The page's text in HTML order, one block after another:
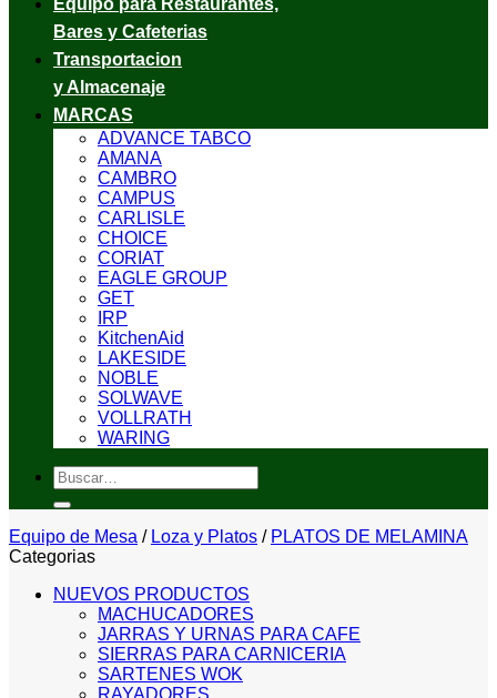
Equipo para Restaurantes,
Bares y Cafeterias
Transportacion
y Almacenaje
MARCAS
ADVANCE TABCO
AMANA
CAMBRO
CAMPUS
CARLISLE
CHOICE
CORIAT
EAGLE GROUP
GET
IRP
KitchenAid
LAKESIDE
NOBLE
SOLWAVE
VOLLRATH
WARING
Buscar
por:
Equipo de Mesa / Loza y Platos / PLATOS DE MELAMINA
Categorias
NUEVOS PRODUCTOS
MACHUCADORES
JARRAS Y URNAS PARA CAFE
SIERRAS PARA CARNICERIA
SARTENES WOK
RAYADORES